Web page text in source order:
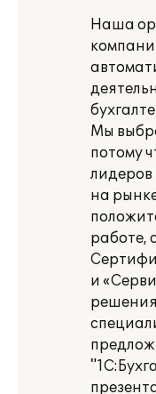
Наша
Мы
потому
на
работе,
и